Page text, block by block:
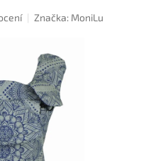
Značka: MoniLu